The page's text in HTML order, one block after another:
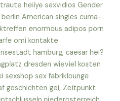
heiiye sexvidios Gender
American singles cuma-
enormous adipos porn
omi kontakte
hamburg, caesar hei?
dresden wieviel kosten
sexshop sex fabriklounge
geschichten gei, Zeitpunkt